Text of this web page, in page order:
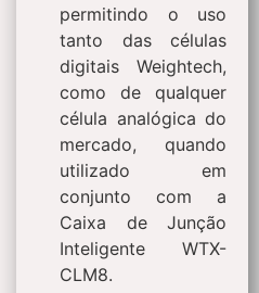
permitindo o uso
tanto das células
digitais Weightech,
como de qualquer
célula analógica do
mercado, quando
utilizado em
conjunto com a
Caixa de Junção
Inteligente WTX-
CLM8.